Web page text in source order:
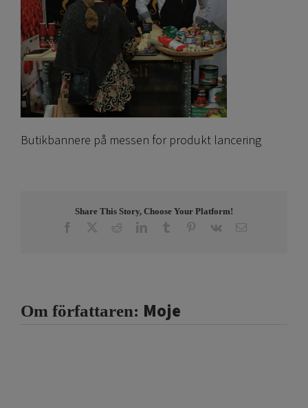
Butikbannere på messen for produkt lancering
Share This Story, Choose Your Platform!
Facebook RedditLinkedInTumblr Pinterest
Vk E-
Om författaren: Moje